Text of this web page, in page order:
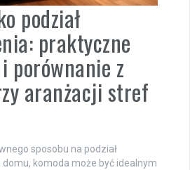
podział
praktyczne
porównanie z
aranżacji stref
sposobu na podział
komoda może być idealnym